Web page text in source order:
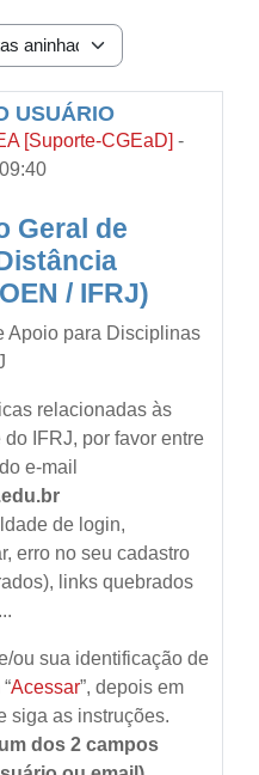
USUÁRIO
[Suporte-CGEaD] -
Geral de
/ IFRJ)
Apoio para Disciplinas
relacionadas às
IFRJ, por favor entre
e-mail
de login,
erro no seu cadastro
links quebrados
ou sua identificação de
Acessar”, depois em
siga as instruções.
dos 2 campos